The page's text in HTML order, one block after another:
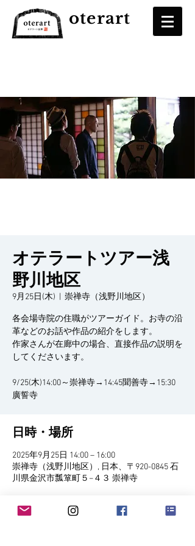
oterart
オテラートツアー浅
野川地区
9月25日(木) 崇禅寺（浅野川地区）
各会場寺院の住職がツアーガイド。お寺の沿
革などのお話や作品の紹介をします。
作家さんが在廊中の場合、直接作品の説明を
してくださいます。
9/25(木)14:00～崇禅寺→14:45聞善寺→15:30
廣誓寺
日時・場所
2025年9月25日 14:00 – 16:00
崇禅寺（浅野川地区）, 日本、〒920-0845 石
川県金沢市瓢箪町５−４３ 崇禅寺
イベントについて